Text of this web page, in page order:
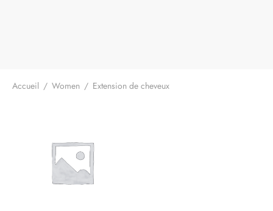
Accueil / Women / Extension de cheveux